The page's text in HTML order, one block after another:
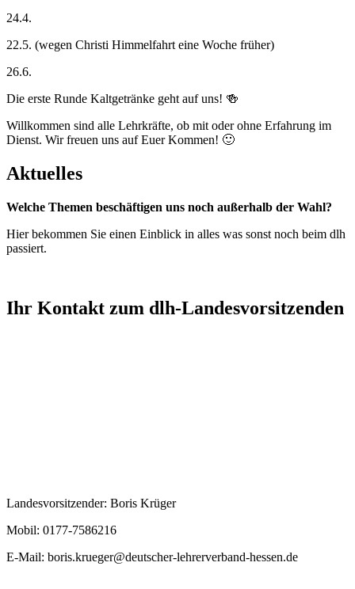
24.4.
22.5. (wegen Christi Himmelfahrt eine Woche früher)
26.6.
Die erste Runde Kaltgetränke geht auf uns! 🍻
Willkommen sind alle Lehrkräfte, ob mit oder ohne Erfahrung im
Dienst. Wir freuen uns auf Euer Kommen! 🙂
Aktuelles
Welche Themen beschäftigen uns noch außerhalb der Wahl?
Hier bekommen Sie einen Einblick in alles was sonst noch beim dlh
passiert.
Ihr Kontakt zum dlh-Landesvorsitzenden
Landesvorsitzender: Boris Krüger
Mobil: 0177-7586216
E-Mail: boris.krueger@deutscher-lehrerverband-hessen.de